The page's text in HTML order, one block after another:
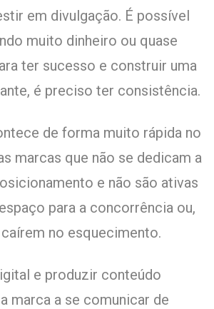
em divulgação. É possível
muito dinheiro ou quase
ter sucesso e construir uma
é preciso ter consistência.
de forma muito rápida no
marcas que não se dedicam a
e não são ativas
para a concorrência ou,
no esquecimento.
e produzir conteúdo
marca a se comunicar de